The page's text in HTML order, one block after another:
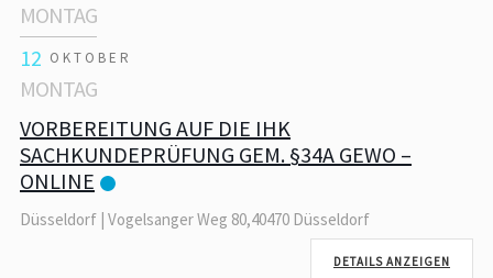
MONTAG
12 OKTOBER
MONTAG
VORBEREITUNG AUF DIE IHK
SACHKUNDEPRÜFUNG GEM. §34A GEWO –
ONLINE
Düsseldorf | Vogelsanger Weg 80,40470 Düsseldorf
DETAILS ANZEIGEN